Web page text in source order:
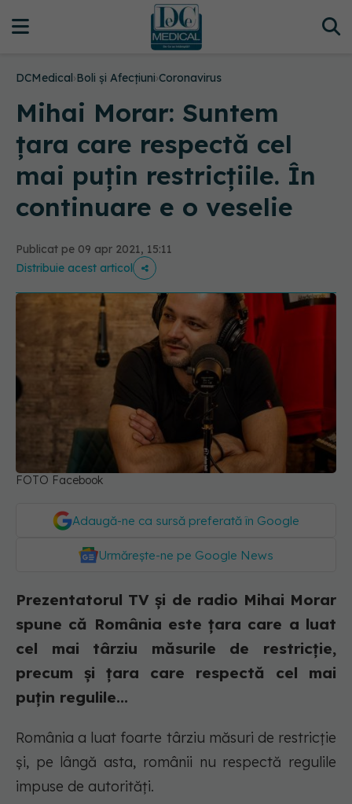
DCMedical›Boli și Afecțiuni›Coronavirus
Mihai Morar: Suntem
țara care respectă cel
mai puțin restricțiile. În
continuare e o veselie
Publicat pe 09 apr 2021, 15:11
Distribuie acest articol
FOTO Facebook
Adaugă-ne ca sursă preferată în Google
Urmărește-ne pe Google News
Prezentatorul TV și de radio Mihai Morar
spune că România este țara care a luat
cel mai târziu măsurile de restricție,
precum și țara care respectă cel mai
puțin regulile...
România a luat foarte târziu măsuri de restricție
și, pe lângă asta, românii nu respectă regulile
impuse de autorități.